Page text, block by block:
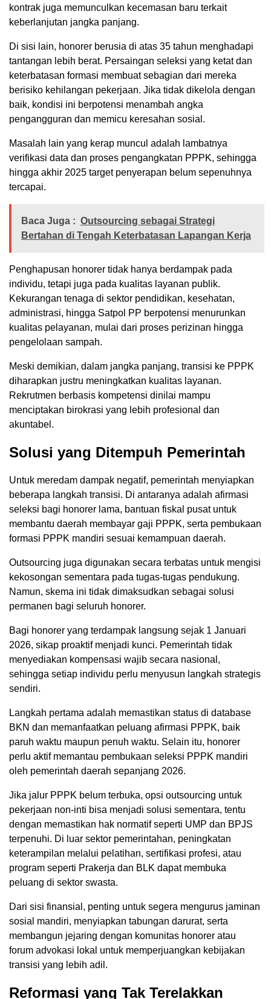
kontrak juga memunculkan kecemasan baru terkait
keberlanjutan jangka panjang.
Di sisi lain, honorer berusia di atas 35 tahun menghadapi
tantangan lebih berat. Persaingan seleksi yang ketat dan
keterbatasan formasi membuat sebagian dari mereka
berisiko kehilangan pekerjaan. Jika tidak dikelola dengan
baik, kondisi ini berpotensi menambah angka
pengangguran dan memicu keresahan sosial.
Masalah lain yang kerap muncul adalah lambatnya
verifikasi data dan proses pengangkatan PPPK, sehingga
hingga akhir 2025 target penyerapan belum sepenuhnya
tercapai.
Baca Juga : Outsourcing sebagai Strategi
Bertahan di Tengah Keterbatasan Lapangan Kerja
Penghapusan honorer tidak hanya berdampak pada
individu, tetapi juga pada kualitas layanan publik.
Kekurangan tenaga di sektor pendidikan, kesehatan,
administrasi, hingga Satpol PP berpotensi menurunkan
kualitas pelayanan, mulai dari proses perizinan hingga
pengelolaan sampah.
Meski demikian, dalam jangka panjang, transisi ke PPPK
diharapkan justru meningkatkan kualitas layanan.
Rekrutmen berbasis kompetensi dinilai mampu
menciptakan birokrasi yang lebih profesional dan
akuntabel.
Solusi yang Ditempuh Pemerintah
Untuk meredam dampak negatif, pemerintah menyiapkan
beberapa langkah transisi. Di antaranya adalah afirmasi
seleksi bagi honorer lama, bantuan fiskal pusat untuk
membantu daerah membayar gaji PPPK, serta pembukaan
formasi PPPK mandiri sesuai kemampuan daerah.
Outsourcing juga digunakan secara terbatas untuk mengisi
kekosongan sementara pada tugas-tugas pendukung.
Namun, skema ini tidak dimaksudkan sebagai solusi
permanen bagi seluruh honorer.
Bagi honorer yang terdampak langsung sejak 1 Januari
2026, sikap proaktif menjadi kunci. Pemerintah tidak
menyediakan kompensasi wajib secara nasional,
sehingga setiap individu perlu menyusun langkah strategis
sendiri.
Langkah pertama adalah memastikan status di database
BKN dan memanfaatkan peluang afirmasi PPPK, baik
paruh waktu maupun penuh waktu. Selain itu, honorer
perlu aktif memantau pembukaan seleksi PPPK mandiri
oleh pemerintah daerah sepanjang 2026.
Jika jalur PPPK belum terbuka, opsi outsourcing untuk
pekerjaan non-inti bisa menjadi solusi sementara, tentu
dengan memastikan hak normatif seperti UMP dan BPJS
terpenuhi. Di luar sektor pemerintahan, peningkatan
keterampilan melalui pelatihan, sertifikasi profesi, atau
program seperti Prakerja dan BLK dapat membuka
peluang di sektor swasta.
Dari sisi finansial, penting untuk segera mengurus jaminan
sosial mandiri, menyiapkan tabungan darurat, serta
membangun jejaring dengan komunitas honorer atau
forum advokasi lokal untuk memperjuangkan kebijakan
transisi yang lebih adil.
Reformasi yang Tak Terelakkan